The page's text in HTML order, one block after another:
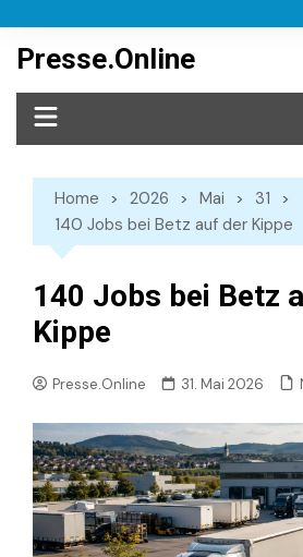
content
Presse.Online
Home 2026 Mai
31
140 Jobs bei Betz auf der Kippe
140 Jobs bei Betz
Kippe
Presse.Online 31. Mai 2026